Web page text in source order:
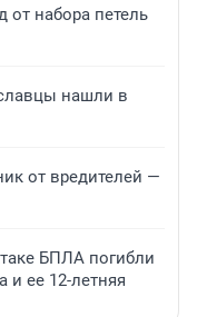
от набора петель
нашли в
от вредителей —
БПЛА погибли
и ее 12-летняя